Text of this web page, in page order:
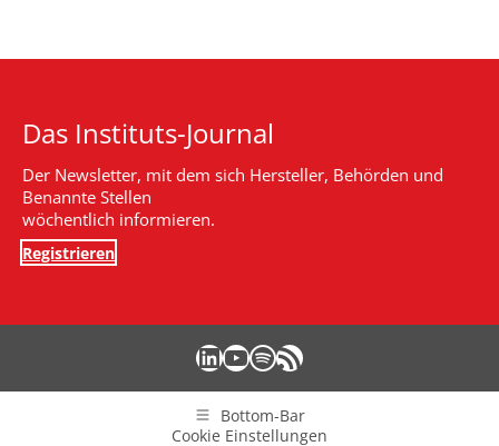
Das Instituts-Journal
Der Newsletter, mit dem sich Hersteller, Behörden und
Benannte Stellen
wöchentlich informieren.
Registrieren
LinkedIn
YouTube
Spotify
RSS-Feed
Bottom-Bar
Cookie Einstellungen